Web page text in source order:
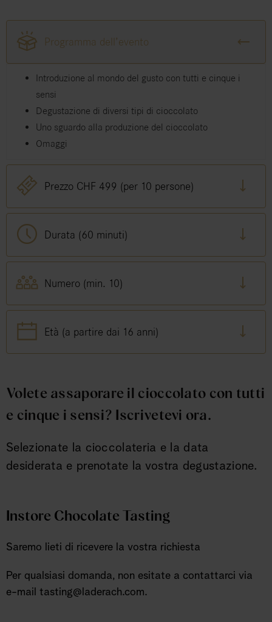
Programma dell’evento
Introduzione al mondo del gusto con tutti e cinque i
sensi
Degustazione di diversi tipi di cioccolato
Uno sguardo alla produzione del cioccolato
Omaggi
Prezzo CHF 499 (per 10 persone)
Durata (60 minuti)
Numero (min. 10)
Età (a partire dai 16 anni)
Volete assaporare il cioccolato con tutti
e cinque i sensi? Iscrivetevi ora.
Selezionate la cioccolateria e la data
desiderata e prenotate la vostra degustazione.
Instore Chocolate Tasting
Saremo lieti di ricevere la vostra richiesta
Per qualsiasi domanda, non esitate a contattarci via
e-mail tasting@laderach.com.